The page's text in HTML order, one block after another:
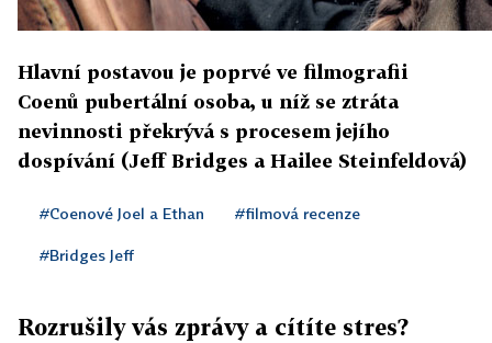
Hlavní postavou je poprvé ve filmografii
Coenů pubertální osoba, u níž se ztráta
nevinnosti překrývá s procesem jejího
dospívání (Jeff Bridges a Hailee Steinfeldová)
#Coenové Joel a Ethan #filmová recenze
#Bridges Jeff
Rozrušily vás zprávy a cítíte stres?